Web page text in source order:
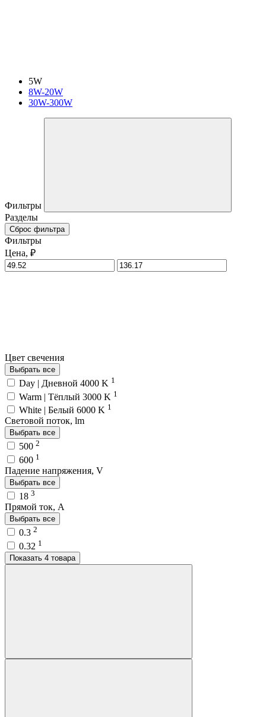
5W
8W-20W
30W-300W
Фильтры
Разделы
Сброс фильтра
Фильтры
Цена, ₽
Цвет свечения
Выбрать все
Day | Дневной 4000 K 1
Warm | Тёплый 3000 K 1
White | Белый 6000 K 1
Световой поток, lm
Выбрать все
500 2
600 1
Падение напряжения, V
Выбрать все
18 3
Прямой ток, A
Выбрать все
0.3 2
0.32 1
Показать 4 товара